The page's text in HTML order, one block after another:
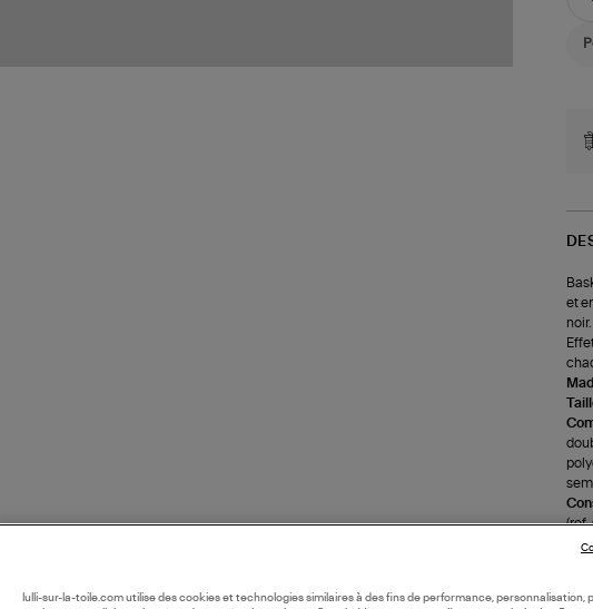
et
(ref-
lulli-sur-la-toile.com utilise des cookies et technologies similaires à des fins de performance, personnalisation,